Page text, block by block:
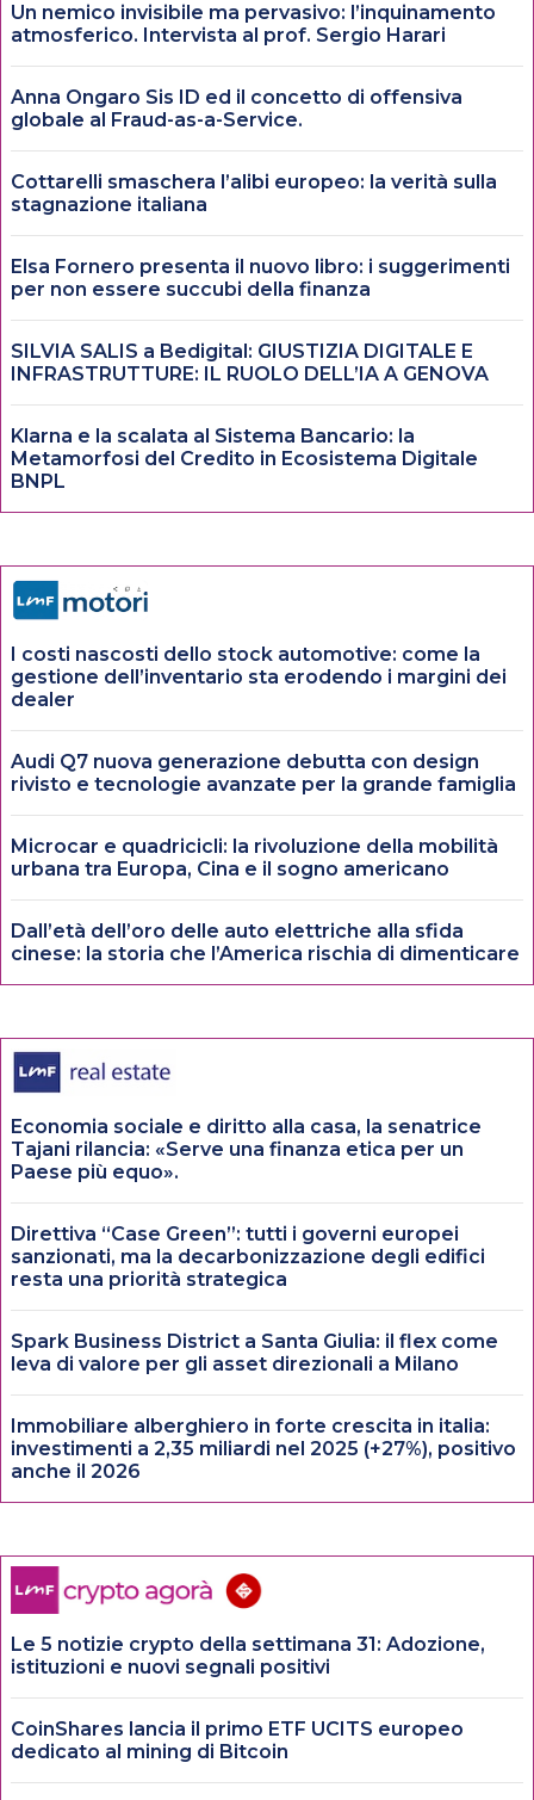
Un nemico invisibile ma pervasivo: l’inquinamento
atmosferico. Intervista al prof. Sergio Harari
Anna Ongaro Sis ID ed il concetto di offensiva
globale al Fraud-as-a-Service.
Cottarelli smaschera l’alibi europeo: la verità sulla
stagnazione italiana
Elsa Fornero presenta il nuovo libro: i suggerimenti
per non essere succubi della finanza
SILVIA SALIS a Bedigital: GIUSTIZIA DIGITALE E
INFRASTRUTTURE: IL RUOLO DELL’IA A GENOVA
Klarna e la scalata al Sistema Bancario: la
Metamorfosi del Credito in Ecosistema Digitale
BNPL
I costi nascosti dello stock automotive: come la
gestione dell’inventario sta erodendo i margini dei
dealer
Audi Q7 nuova generazione debutta con design
rivisto e tecnologie avanzate per la grande famiglia
Microcar e quadricicli: la rivoluzione della mobilità
urbana tra Europa, Cina e il sogno americano
Dall’età dell’oro delle auto elettriche alla sfida
cinese: la storia che l’America rischia di dimenticare
Economia sociale e diritto alla casa, la senatrice
Tajani rilancia: «Serve una finanza etica per un
Paese più equo».
Direttiva “Case Green”: tutti i governi europei
sanzionati, ma la decarbonizzazione degli edifici
resta una priorità strategica
Spark Business District a Santa Giulia: il flex come
leva di valore per gli asset direzionali a Milano
Immobiliare alberghiero in forte crescita in italia:
investimenti a 2,35 miliardi nel 2025 (+27%), positivo
anche il 2026
Le 5 notizie crypto della settimana 31: Adozione,
istituzioni e nuovi segnali positivi
CoinShares lancia il primo ETF UCITS europeo
dedicato al mining di Bitcoin